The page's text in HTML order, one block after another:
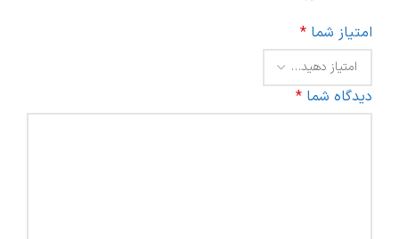
امتیاز شما *
دیدگاه شما *